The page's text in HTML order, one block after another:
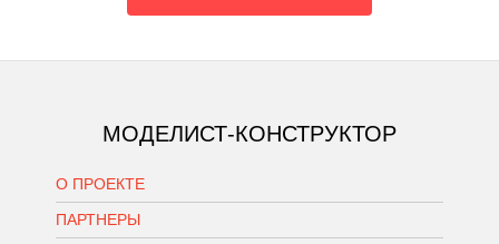
МОДЕЛИСТ-КОНСТРУКТОР
О ПРОЕКТЕ
ПАРТНЕРЫ